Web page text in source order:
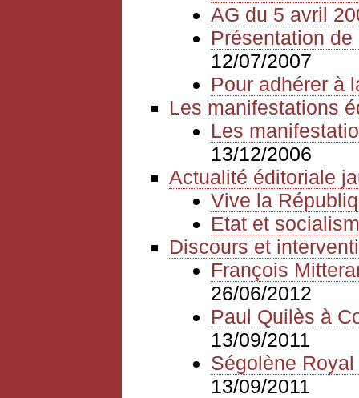
AG du 5 avril
Présentation
12/07/2007
Pour adhérer à
Les manifestations
Les
13/12/2006
Actualité éditoriale
Vive la
Etat et
Discours et
François
26/06/2012
Paul Quilès à
13/09/2011
Ségolène
13/09/2011